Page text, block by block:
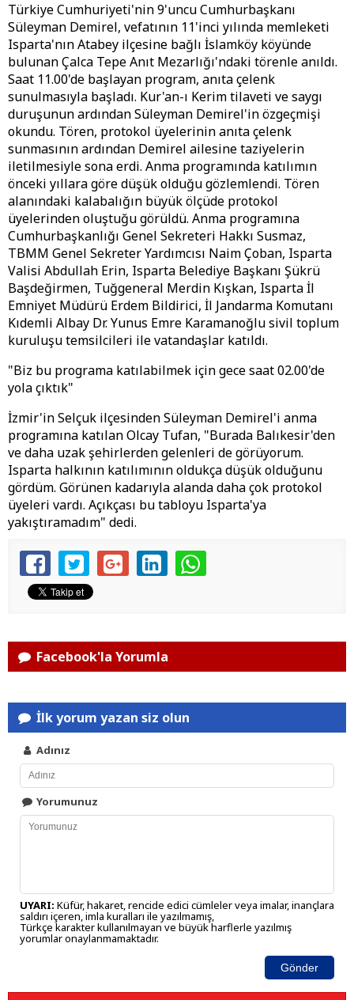
Türkiye Cumhuriyeti'nin 9'uncu Cumhurbaşkanı
Süleyman Demirel, vefatının 11'inci yılında memleketi
Isparta'nın Atabey ilçesine bağlı İslamköy köyünde
bulunan Çalca Tepe Anıt Mezarlığı'ndaki törenle anıldı.
Saat 11.00'de başlayan program, anıta çelenk
sunulmasıyla başladı. Kur'an-ı Kerim tilaveti ve saygı
duruşunun ardından Süleyman Demirel'in özgeçmişi
okundu. Tören, protokol üyelerinin anıta çelenk
sunmasının ardından Demirel ailesine taziyelerin
iletilmesiyle sona erdi. Anma programında katılımın
önceki yıllara göre düşük olduğu gözlemlendi. Tören
alanındaki kalabalığın büyük ölçüde protokol
üyelerinden oluştuğu görüldü. Anma programına
Cumhurbaşkanlığı Genel Sekreteri Hakkı Susmaz,
TBMM Genel Sekreter Yardımcısı Naim Çoban, Isparta
Valisi Abdullah Erin, Isparta Belediye Başkanı Şükrü
Başdeğirmen, Tuğgeneral Merdin Kışkan, Isparta İl
Emniyet Müdürü Erdem Bildirici, İl Jandarma Komutanı
Kıdemli Albay Dr. Yunus Emre Karamanoğlu sivil toplum
kuruluşu temsilcileri ile vatandaşlar katıldı.
"Biz bu programa katılabilmek için gece saat 02.00'de
yola çıktık"
İzmir'in Selçuk ilçesinden Süleyman Demirel'i anma
programına katılan Olcay Tufan, "Burada Balıkesir'den
ve daha uzak şehirlerden gelenleri de görüyorum.
Isparta halkının katılımının oldukça düşük olduğunu
gördüm. Görünen kadarıyla alanda daha çok protokol
üyeleri vardı. Açıkçası bu tabloyu Isparta'ya
yakıştıramadım" dedi.
Facebook'la Yorumla
İlk yorum yazan siz olun
Adınız
Yorumunuz
UYARI: Küfür, hakaret, rencide edici cümleler veya imalar, inançlara
saldırı içeren, imla kuralları ile yazılmamış,
Türkçe karakter kullanılmayan ve büyük harflerle yazılmış
yorumlar onaylanmamaktadır.
Gönder